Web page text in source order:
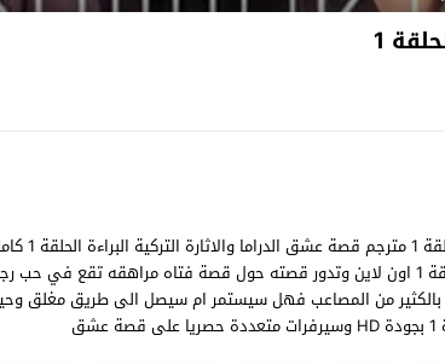
1
مسلسل
أسلانتوغ البراءة حلقة 1 اون لاين وتدور قصته حول قصة فتاه مراهقه
من المصاعب فهل سيستمر ام سيصل الى طريق مغلق